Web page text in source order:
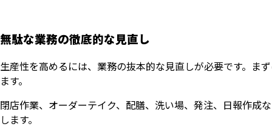
無駄な業務の徹底的な見直し
生産性を高めるには、業務の抜本的な見直しが必要です。ま
ます。
閉店作業、オーダーテイク、配膳、洗い場、発注、日報作成
します。